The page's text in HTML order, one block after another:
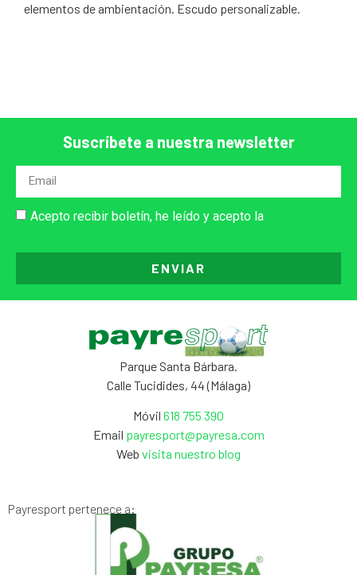
elementos de ambientación. Escudo personalizable.
Suscríbete a nuestra newsletter
Acepto recibir boletín, he leído y acepto la
ENVIAR
Parque Santa Bárbara.
Calle Tucidides, 44 (Málaga)
Móvil 618 755 390
Email payresport@payresa.com
Web visita nuestro blog
Payresport pertenece a: